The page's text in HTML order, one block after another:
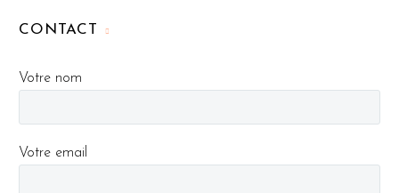
CONTACT
Votre nom
Votre email